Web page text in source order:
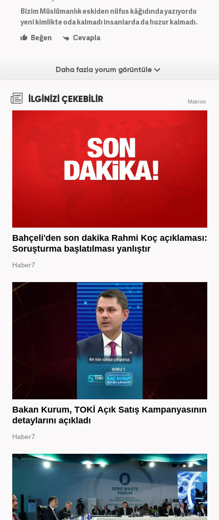
Bizim Müslümanlık eskiden nüfus kâğıdında yazıyordu
yeni kimlikte oda kalmadı insanlarda da huzur kalmadı.
Beğen
Cevapla
Daha fazla yorum görüntüle
İLGİNİZİ ÇEKEBİLİR Makroo
Bahçeli'den son dakika Rahmi Koç açıklaması:
Soruşturma başlatılması yanlıştır
Haber7
Bakan Kurum, TOKİ Açık Satış Kampanyasının
detaylarını açıkladı
Haber7